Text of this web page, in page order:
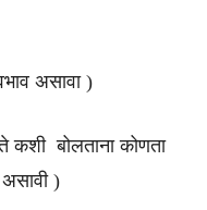
असावा )
कशी बोलताना कोणता
असावी )